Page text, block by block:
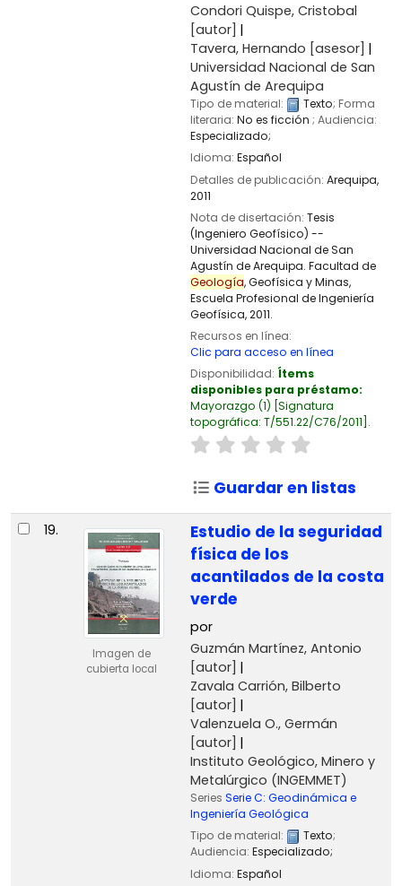
Condori Quispe, Cristobal
[autor]
Tavera, Hernando [asesor]
Universidad Nacional de San
Agustín de Arequipa
Tipo de material: Texto; Forma
literaria: No es ficción ; Audiencia:
Especializado;
Idioma: Español
Detalles de publicación: Arequipa,
2011
Nota de disertación: Tesis
(Ingeniero Geofísico) --
Universidad Nacional de San
Agustín de Arequipa. Facultad de
Geología, Geofísica y Minas,
Escuela Profesional de Ingeniería
Geofísica, 2011.
Recursos en línea:
Clic para acceso en línea
Disponibilidad: Ítems
disponibles para préstamo:
Mayorazgo (1) Signatura
topográfica: T/551.22/C76/2011 .
Guardar en listas
19.
Imagen de
cubierta local
Estudio de la seguridad
física de los
acantilados de la costa
verde
por
Guzmán Martínez, Antonio
[autor]
Zavala Carrión, Bilberto
[autor]
Valenzuela O., Germán
[autor]
Instituto Geológico, Minero y
Metalúrgico (INGEMMET)
Series Serie C: Geodinámica e
Ingeniería Geológica
Tipo de material:
Texto;
Audiencia: Especializado;
Idioma: Español